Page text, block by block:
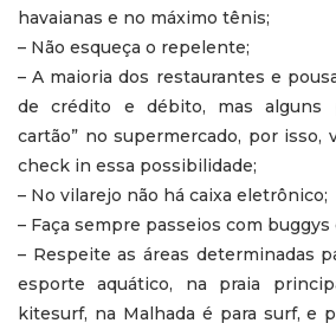
havaianas e no máximo tênis;
– Não esqueça o repelente;
– A maioria dos restaurantes e
de crédito e débito, mas alguns
cartão” no supermercado, por isso,
check in essa possibilidade;
– No vilarejo não há caixa eletrônico;
– Faça sempre passeios com buggys
– Respeite as áreas determinadas
esporte aquático, na praia
kitesurf, na Malhada é para surf, e